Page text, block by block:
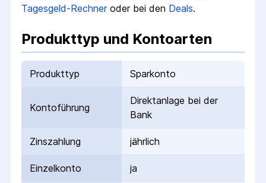
Tagesgeld-Rechneroder bei den Deals.
Produkttyp und Kontoarten
Produkttyp Sparkonto
Kontoführung
Direktanlage bei der
Bank
Zinszahlung jährlich
Einzelkonto ja